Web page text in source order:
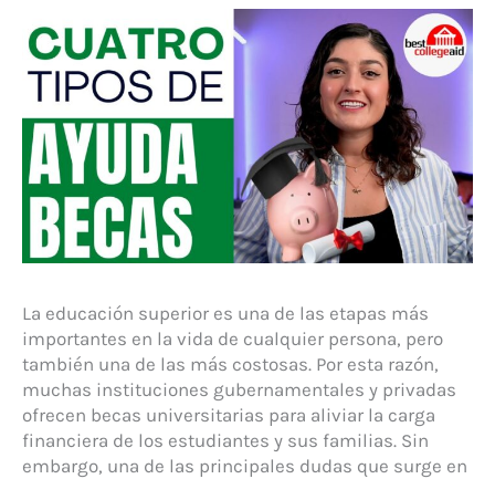
La educación superior es una de las etapas más
importantes en la vida de cualquier persona, pero
también una de las más costosas. Por esta razón,
muchas instituciones gubernamentales y privadas
ofrecen becas universitarias para aliviar la carga
financiera de los estudiantes y sus familias. Sin
embargo, una de las principales dudas que surge en